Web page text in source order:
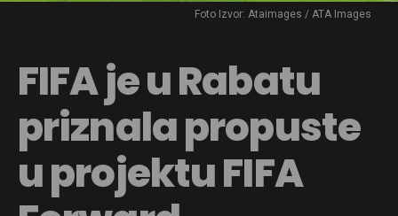
Foto Izvor: Ataimages / ATA Images
FIFA je u Rabatu
priznala propuste
u projektu FIFA